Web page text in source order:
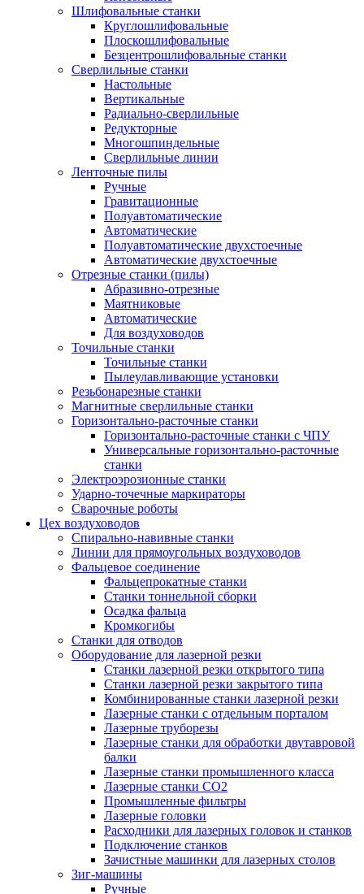
Шлифовальные станки
Круглошлифовальные
Плоскошлифовальные
Безцентрошлифовальные станки
Сверлильные станки
Настольные
Вертикальные
Радиально-сверлильные
Редукторные
Многошпиндельные
Сверлильные линии
Ленточные пилы
Ручные
Гравитационные
Полуавтоматические
Автоматические
Полуавтоматические двухстоечные
Автоматические двухстоечные
Отрезные станки (пилы)
Абразивно-отрезные
Маятниковые
Автоматические
Для воздуховодов
Точильные станки
Точильные станки
Пылеулавливающие установки
Резьбонарезные станки
Магнитные сверлильные станки
Горизонтально-расточные станки
Горизонтально-расточные станки с ЧПУ
Универсальные горизонтально-расточные
станки
Электроэрозионные станки
Ударно-точечные маркираторы
Сварочные роботы
Цех воздуховодов
Спирально-навивные станки
Линии для прямоугольных воздуховодов
Фальцевое соединение
Фальцепрокатные станки
Станки тоннельной сборки
Осадка фальца
Кромкогибы
Станки для отводов
Оборудование для лазерной резки
Станки лазерной резки открытого типа
Станки лазерной резки закрытого типа
Комбинированные станки лазерной резки
Лазерные станки с отдельным порталом
Лазерные труборезы
Лазерные станки для обработки двутавровой
балки
Лазерные станки промышленного класса
Лазерные станки CO2
Промышленные фильтры
Лазерные головки
Расходники для лазерных головок и станков
Подключение станков
Зачистные машинки для лазерных столов
Зиг-машины
Ручные